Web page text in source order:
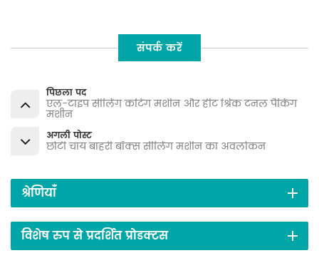
संपर्क करें
पिछला पद
एल-टाइप सीलिंग कटिंग मशीन और हीट श्रिंक टनल पैकिंग
मशीन
अगली पोस्ट
छोटी चाय बाहरी बॉक्स सीलिंग मशीन का अवलोकन
श्रेणियाँ
विशेष रुप से प्रदर्शित प्रोडक्टस